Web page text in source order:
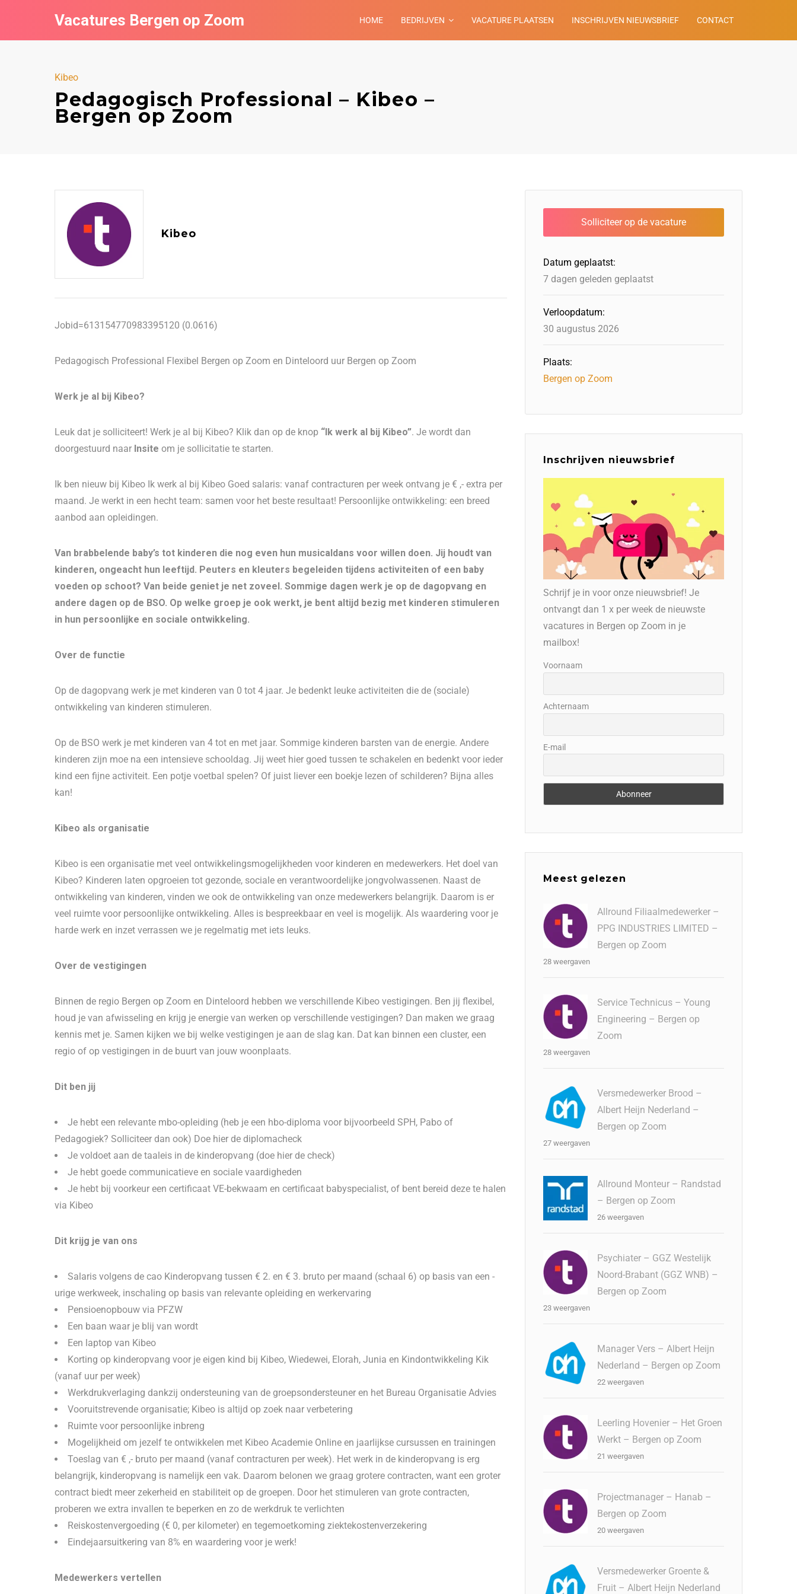
Vacatures Bergen op Zoom HOME BEDRIJVEN VACATURE PLAATSEN INSCHRIJVEN NIEUWSBRIEF CONTACT
Kibeo
Pedagogisch Professional – Kibeo –
Bergen op Zoom
Kibeo
Jobid=613154770983395120 (0.0616)
Pedagogisch Professional Flexibel Bergen op Zoom en Dinteloord uur Bergen op Zoom
Werk je al bij Kibeo?
Leuk dat je solliciteert! Werk je al bij Kibeo? Klik dan op de knop “Ik werk al bij Kibeo”. Je wordt dan
doorgestuurd naar Insite om je sollicitatie te starten.
Ik ben nieuw bij Kibeo Ik werk al bij Kibeo Goed salaris: vanaf contracturen per week ontvang je € ,- extra per
maand. Je werkt in een hecht team: samen voor het beste resultaat! Persoonlijke ontwikkeling: een breed
aanbod aan opleidingen.
Van brabbelende baby’s tot kinderen die nog even hun musicaldans voor willen doen. Jij houdt van
kinderen, ongeacht hun leeftijd. Peuters en kleuters begeleiden tijdens activiteiten of een baby
voeden op schoot? Van beide geniet je net zoveel. Sommige dagen werk je op de dagopvang en
andere dagen op de BSO. Op welke groep je ook werkt, je bent altijd bezig met kinderen stimuleren
in hun persoonlijke en sociale ontwikkeling.
Over de functie
Op de dagopvang werk je met kinderen van 0 tot 4 jaar. Je bedenkt leuke activiteiten die de (sociale)
ontwikkeling van kinderen stimuleren.
Op de BSO werk je met kinderen van 4 tot en met jaar. Sommige kinderen barsten van de energie. Andere
kinderen zijn moe na een intensieve schooldag. Jij weet hier goed tussen te schakelen en bedenkt voor ieder
kind een fijne activiteit. Een potje voetbal spelen? Of juist liever een boekje lezen of schilderen? Bijna alles
kan!
Kibeo als organisatie
Kibeo is een organisatie met veel ontwikkelingsmogelijkheden voor kinderen en medewerkers. Het doel van
Kibeo? Kinderen laten opgroeien tot gezonde, sociale en verantwoordelijke jongvolwassenen. Naast de
ontwikkeling van kinderen, vinden we ook de ontwikkeling van onze medewerkers belangrijk. Daarom is er
veel ruimte voor persoonlijke ontwikkeling. Alles is bespreekbaar en veel is mogelijk. Als waardering voor je
harde werk en inzet verrassen we je regelmatig met iets leuks.
Over de vestigingen
Binnen de regio Bergen op Zoom en Dinteloord hebben we verschillende Kibeo vestigingen. Ben jij flexibel,
houd je van afwisseling en krijg je energie van werken op verschillende vestigingen? Dan maken we graag
kennis met je. Samen kijken we bij welke vestigingen je aan de slag kan. Dat kan binnen een cluster, een
regio of op vestigingen in de buurt van jouw woonplaats.
Dit ben jij
Je hebt een relevante mbo-opleiding (heb je een hbo-diploma voor bijvoorbeeld SPH, Pabo of
Pedagogiek? Solliciteer dan ook) Doe hier de diplomacheck
Je voldoet aan de taaleis in de kinderopvang (doe hier de check)
Je hebt goede communicatieve en sociale vaardigheden
Je hebt bij voorkeur een certificaat VE-bekwaam en certificaat babyspecialist, of bent bereid deze te halen
via Kibeo
Dit krijg je van ons
Salaris volgens de cao Kinderopvang tussen € 2. en € 3. bruto per maand (schaal 6) op basis van een -
urige werkweek, inschaling op basis van relevante opleiding en werkervaring
Pensioenopbouw via PFZW
Een baan waar je blij van wordt
Een laptop van Kibeo
Korting op kinderopvang voor je eigen kind bij Kibeo, Wiedewei, Elorah, Junia en Kindontwikkeling Kik
(vanaf uur per week)
Werkdrukverlaging dankzij ondersteuning van de groepsondersteuner en het Bureau Organisatie Advies
Vooruitstrevende organisatie; Kibeo is altijd op zoek naar verbetering
Ruimte voor persoonlijke inbreng
Mogelijkheid om jezelf te ontwikkelen met Kibeo Academie Online en jaarlijkse cursussen en trainingen
Toeslag van € ,- bruto per maand (vanaf contracturen per week). Het werk in de kinderopvang is erg
belangrijk, kinderopvang is namelijk een vak. Daarom belonen we graag grotere contracten, want een groter
contract biedt meer zekerheid en stabiliteit op de groepen. Door het stimuleren van grote contracten,
proberen we extra invallen te beperken en zo de werkdruk te verlichten
Reiskostenvergoeding (€ 0, per kilometer) en tegemoetkoming ziektekostenverzekering
Eindejaarsuitkering van 8% en waardering voor je werk!
Medewerkers vertellen
Datum geplaatst:
7 dagen geleden geplaatst
Verloopdatum:
30 augustus 2026
Plaats:
Bergen op Zoom
Inschrijven nieuwsbrief
Schrijf je in voor onze nieuwsbrief! Je
ontvangt dan 1 x per week de nieuwste
vacatures in Bergen op Zoom in je
mailbox!
Voornaam
Achternaam
E-mail
Meest gelezen
Allround Filiaalmedewerker –
PPG INDUSTRIES LIMITED –
Bergen op Zoom
28 weergaven
Service Technicus – Young
Engineering – Bergen op
Zoom
28 weergaven
Versmedewerker Brood –
Albert Heijn Nederland –
Bergen op Zoom
27 weergaven
Allround Monteur – Randstad
– Bergen op Zoom
26 weergaven
Psychiater – GGZ Westelijk
Noord-Brabant (GGZ WNB) –
Bergen op Zoom
23 weergaven
Manager Vers – Albert Heijn
Nederland – Bergen op Zoom
22 weergaven
Leerling Hovenier – Het Groen
Werkt – Bergen op Zoom
21 weergaven
Projectmanager – Hanab –
Bergen op Zoom
20 weergaven
Versmedewerker Groente &
Fruit – Albert Heijn Nederland